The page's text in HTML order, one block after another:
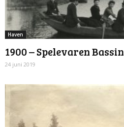
Haven
1900 – Spelevaren Bassin
24 juni 2019